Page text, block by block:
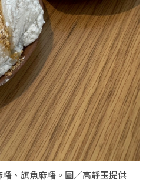
、旗魚麻糬。圖／高靜玉提供